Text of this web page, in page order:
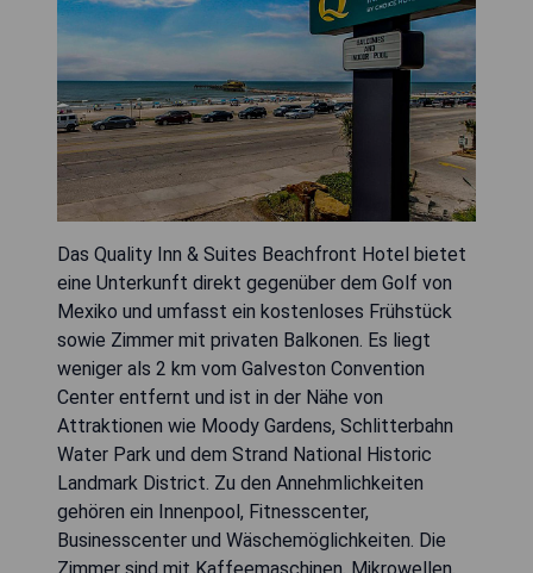
Das Quality Inn & Suites Beachfront Hotel bietet
eine Unterkunft direkt gegenüber dem Golf von
Mexiko und umfasst ein kostenloses Frühstück
sowie Zimmer mit privaten Balkonen. Es liegt
weniger als 2 km vom Galveston Convention
Center entfernt und ist in der Nähe von
Attraktionen wie Moody Gardens, Schlitterbahn
Water Park und dem Strand National Historic
Landmark District. Zu den Annehmlichkeiten
gehören ein Innenpool, Fitnesscenter,
Businesscenter und Wäschemöglichkeiten. Die